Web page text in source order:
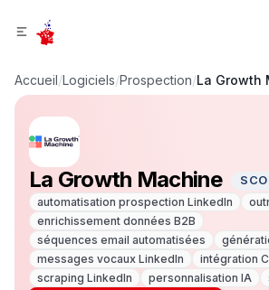
Accueil/Logiciels/Prospection/La Growth
La Growth Machine
automatisation prospection LinkedIn
enrichissement données B2B
séquences email automatisées
messages vocaux LinkedIn
intégration
scraping LinkedIn
personnalisation IA